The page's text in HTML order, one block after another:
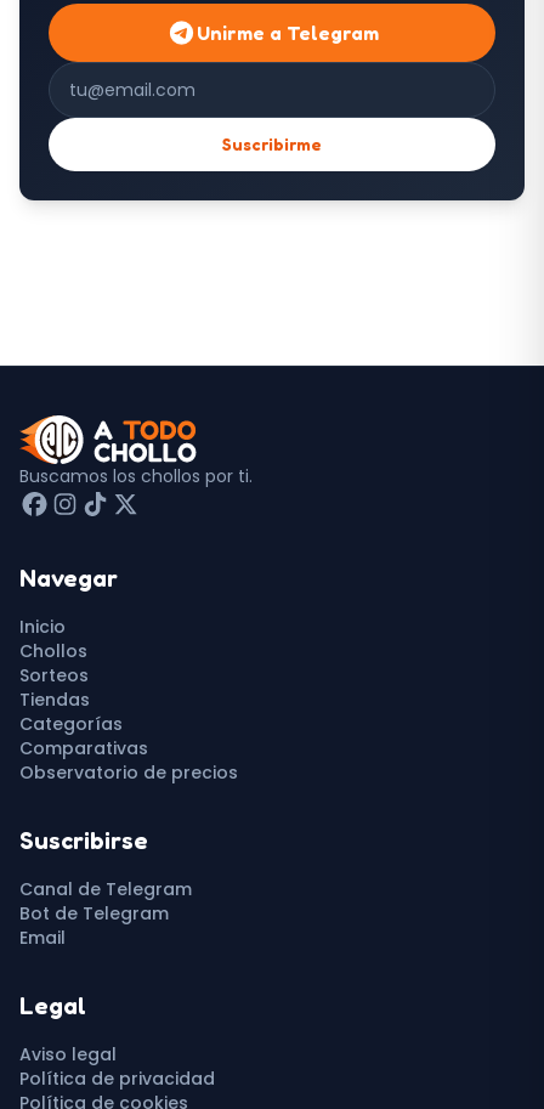
Unirme a Telegram
Correo electrónico
Suscribirme
Buscamos los chollos por ti.
Navegar
Inicio
Chollos
Sorteos
Tiendas
Categorías
Comparativas
Observatorio de precios
Suscribirse
Canal de Telegram
Bot de Telegram
Email
Legal
Aviso legal
Política de privacidad
Política de cookies